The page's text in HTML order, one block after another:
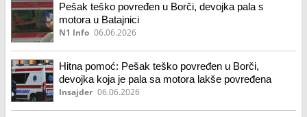
Pešak teško povređen u Borči, devojka pala s
motora u Batajnici
N1 Info 06.06.2026
Hitna pomoć: Pešak teško povređen u Borči,
devojka koja je pala sa motora lakše povređena
Insajder 06.06.2026